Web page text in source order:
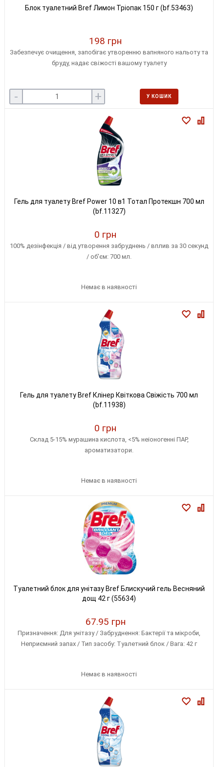
Блок туалетний Bref Лимон Тріопак 150 г (bf.53463)
198 грн
Забезпечує очищення, запобігає утворенню вапняного нальоту та
бруду, надає свіжості вашому туалету
- + У КОШИК
Гель для туалету Bref Power 10 в1 Тотал Протекшн 700 мл
(bf.11327)
0 грн
100% дезінфекція / від утворення забруднень / вплив за 30 секунд
/ об'єм: 700 мл.
Немає в наявності
Гель для туалету Bref Клінер Квіткова Свіжість 700 мл
(bf.11938)
0 грн
Склад 5-15% мурашина кислота, <5% неіоногенні ПАР,
ароматизатори.
Немає в наявності
Туалетний блок для унітазу Bref Блискучий гель Весняний
дощ 42 г (55634)
67.95 грн
Призначення: Для унітазу / Забруднення: Бактерії та мікроби,
Неприємний запах / Тип засобу: Туалетний блок / Вага: 42 г
Немає в наявності